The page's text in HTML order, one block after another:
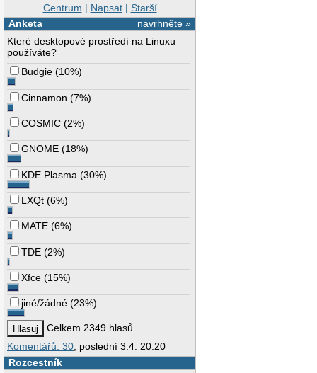
Centrum | Napsat| Starší
navrhněte »
Anketa
Které desktopové prostředí na Linuxu
používáte?
Budgie (10%)
Cinnamon (7%)
COSMIC (2%)
GNOME (18%)
KDE Plasma (30%)
LXQt (6%)
MATE (6%)
TDE (2%)
Xfce (15%)
jiné/žádné (23%)
Celkem 2349 hlasů
Komentářů: 30 , poslední 3.4. 20:20
Rozcestník